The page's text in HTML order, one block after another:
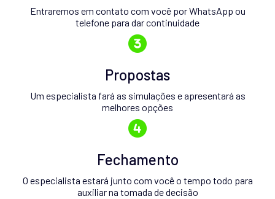
Entraremos em contato com você por WhatsApp ou
telefone para dar continuidade
Propostas
Um especialista fará as simulações e apresentará as
melhores opções
Fechamento
O especialista estará junto com você o tempo todo para
auxiliar na tomada de decisão